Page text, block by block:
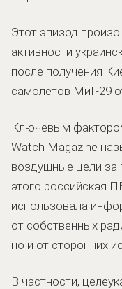
Этот эпизод
активности
после получения
самолетов МиГ-29
Ключевым
Watch Magazine
воздушные цели за
этого российская
использовала
от собственных
но и от сторонних
В частности,